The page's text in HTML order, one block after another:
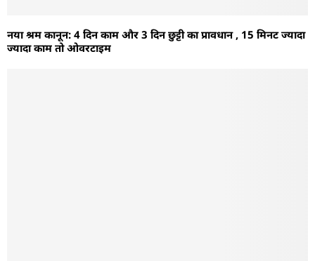
नया श्रम कानून: 4 दिन काम और 3 दिन छुट्टी का प्रावधान , 15 मिनट ज्यादा
ज्यादा काम तो ओवरटाइम